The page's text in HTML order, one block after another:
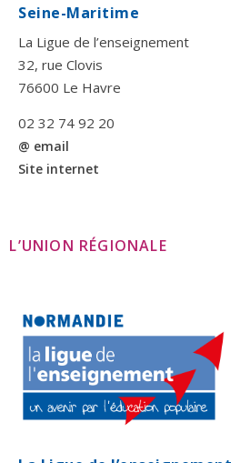
Seine-Maritime
La Ligue de l’enseignement
32, rue Clovis
76600 Le Havre
02 32 74 92 20
@ email
Site internet
L’UNION RÉGIONALE